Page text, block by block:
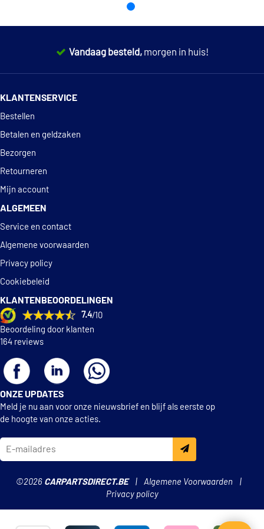
Vandaag besteld, morgen in huis!
KLANTENSERVICE
Bestellen
Betalen en geldzaken
Bezorgen
Retourneren
Mijn account
ALGEMEEN
Service en contact
Algemene voorwaarden
Privacy policy
Cookiebeleid
KLANTENBEOORDELINGEN
7.4/10
Beoordeling door klanten
164 reviews
ONZE UPDATES
Meld je nu aan voor onze nieuwsbrief en blijf als eerste op
de hoogte van onze acties.
©2026 CARPARTSDIRECT.BE
Algemene Voorwaarden
Privacy policy